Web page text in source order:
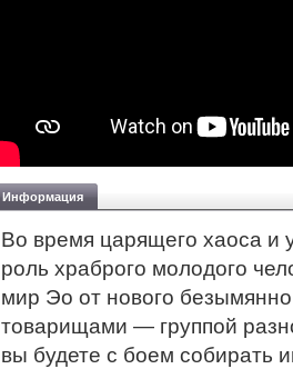
Информация
Во время царящего хаоса и
роль храброго молодого
мир Эо от нового
товарищами — группой
вы будете с боем собирать